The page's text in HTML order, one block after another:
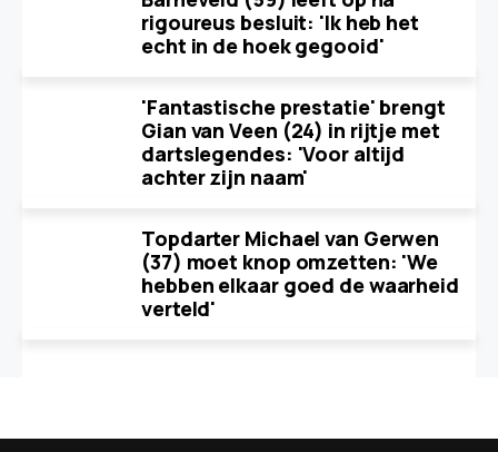
rigoureus besluit: 'Ik heb het
echt in de hoek gegooid'
'Fantastische prestatie' brengt
Gian van Veen (24) in rijtje met
dartslegendes: 'Voor altijd
achter zijn naam'
Topdarter Michael van Gerwen
(37) moet knop omzetten: 'We
hebben elkaar goed de waarheid
verteld'